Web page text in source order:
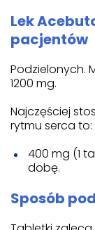
Lek
pacjentów
Podzielonych.
1200 mg.
Najczęściej
rytmu serca to:
400 mg (1
dobę.
Sposób